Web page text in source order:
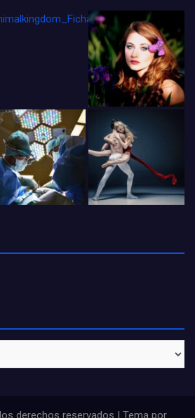
derechos reservados | Tema por